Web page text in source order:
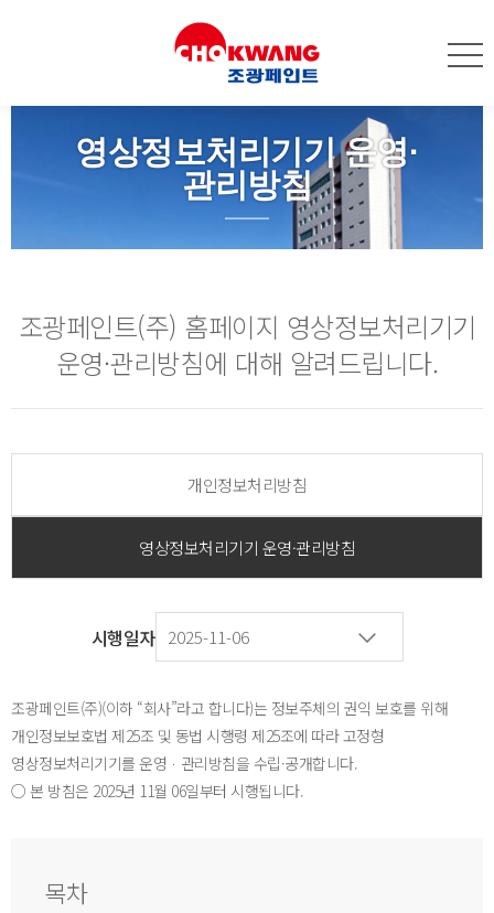
영상정보처리기기 운영·
관리방침
조광페인트(주) 홈페이지 영상정보처리기기
운영·관리방침에 대해 알려드립니다.
개인정보처리방침
영상정보처리기기 운영·관리방침
시행일자
조광페인트(주)(이하 “회사”라고 합니다)는 정보주체의 권익 보호를 위해
개인정보보호법 제25조 및 동법 시행령 제25조에 따라 고정형
영상정보처리기기를 운영ᆞ관리방침을 수립·공개합니다.
○ 본 방침은 2025년 11월 06일부터 시행됩니다.
목차